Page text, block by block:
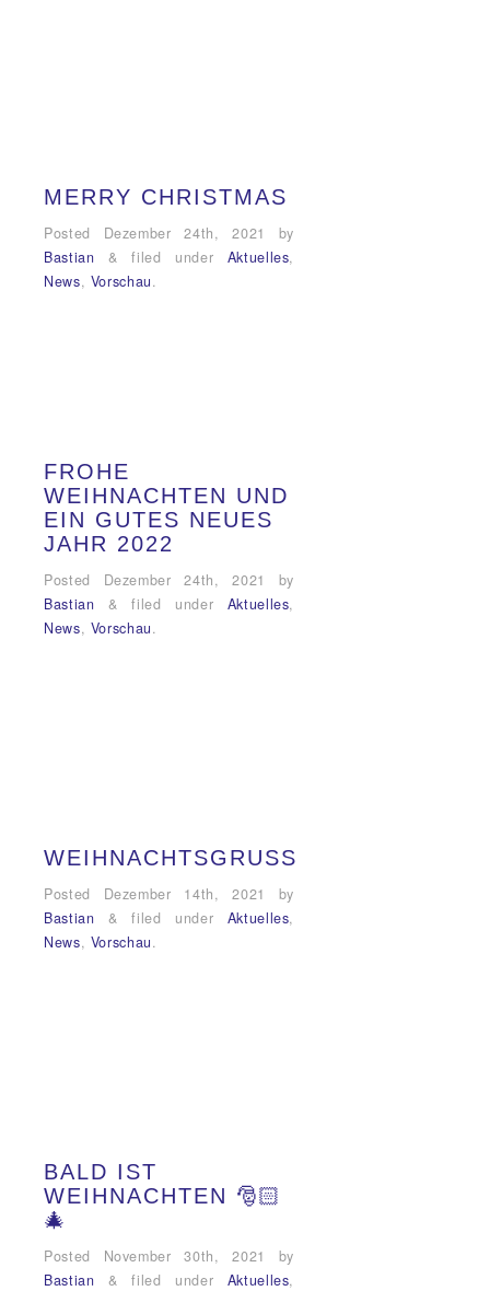
MERRY CHRISTMAS
Posted Dezember 24th, 2021
by
Bastian
& filed under Aktuelles,
News, Vorschau.
FROHE
WEIHNACHTEN UND
EIN GUTES NEUES
JAHR 2022
Posted Dezember 24th, 2021
by
Bastian
& filed under Aktuelles,
News, Vorschau.
WEIHNACHTSGRUSS
Posted Dezember 14th, 2021
by
Bastian
& filed under Aktuelles,
News, Vorschau.
BALD IST
WEIHNACHTEN 🎅🏻
🎄
Posted November 30th, 2021
by
Bastian
& filed under Aktuelles,